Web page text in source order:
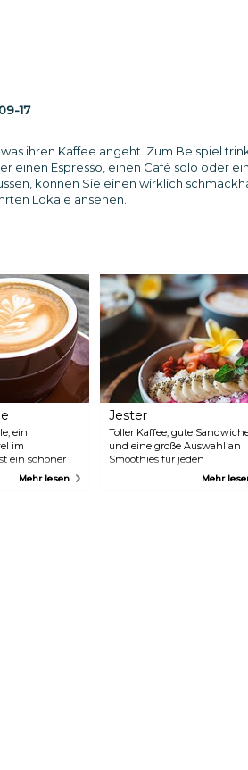
17
ihren Kaffee angeht. Zum Beispiel
einen Espresso, einen Café solo oder
können Sie einen wirklich
Lokale ansehen.
ein
im
ein schöner
zu beginnen.
Mehr lesen
Jester
Toller Kaffee, gute
und eine große Auswahl an
Smoothies für jeden
Geschmack: Wenn Sie auf der
Mehr